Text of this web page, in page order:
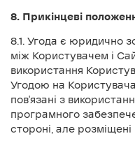
8. Прикінцеві
8.1. Угода є юридично
між Користувачем і
використання
Угодою на
пов'язані з
програмного
стороні, але розміщені